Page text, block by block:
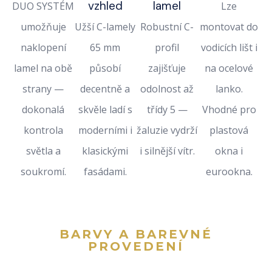
DUO SYSTÉM
umožňuje
naklopení
lamel na obě
strany —
dokonalá
kontrola
světla a
soukromí.
vzhled
Užší C-lamely
65 mm
působí
decentně a
skvěle ladí s
moderními i
klasickými
fasádami.
lamel
Robustní C-
profil
zajišťuje
odolnost až
třídy 5 —
žaluzie vydrží
i silnější vítr.
Lze
montovat do
vodicích lišt i
na ocelové
lanko.
Vhodné pro
plastová
okna i
eurookna.
BARVY A BAREVNÉ
PROVEDENÍ